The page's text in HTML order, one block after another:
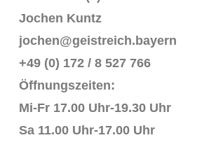
Jochen Kuntz
jochen@geistreich.bayern
+49 (0) 172 / 8 527 766
Öffnungszeiten:
Mi-Fr 17.00 Uhr-19.30 Uhr
Sa 11.00 Uhr-17.00 Uhr